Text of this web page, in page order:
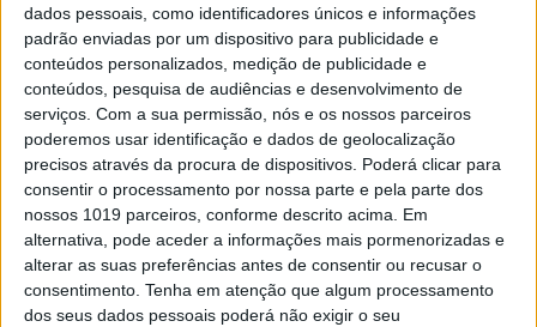
dados pessoais, como identificadores únicos e informações
padrão enviadas por um dispositivo para publicidade e
conteúdos personalizados, medição de publicidade e
conteúdos, pesquisa de audiências e desenvolvimento de
serviços. Com a sua permissão, nós e os nossos parceiros
poderemos usar identificação e dados de geolocalização
precisos através da procura de dispositivos. Poderá clicar para
consentir o processamento por nossa parte e pela parte dos
nossos 1019 parceiros, conforme descrito acima. Em
alternativa, pode aceder a informações mais pormenorizadas e
alterar as suas preferências antes de consentir ou recusar o
consentimento. Tenha em atenção que algum processamento
dos seus dados pessoais poderá não exigir o seu
6 Spoofing: Quando o número do banco mente
7
Tem apneia do sono e não consegue usar a
máquina CPAP? Há uma alternativa a avaliar.
Opinião de um dentista
8 A longevidade não se improvisa
9
Abdominais “tradicionais” ou prancha? A
explicação de um professor de Educação Física